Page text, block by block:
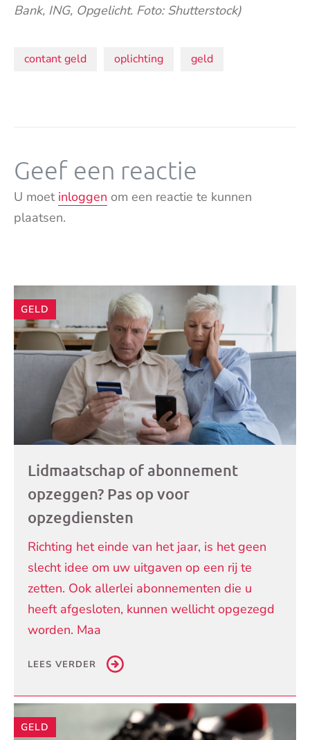
Bank, ING, Opgelicht. Foto: Shutterstock)
Onderwerpen:
contant geld oplichting geld
Geef een reactie
U moet inloggen om een reactie te kunnen
plaatsen.
Andere
artikelen
GELD
Lidmaatschap of abonnement
opzeggen? Pas op voor
opzegdiensten
Richting het einde van het jaar, is het geen
slecht idee om uw uitgaven op een rij te
zetten. Ook allerlei abonnementen die u
heeft afgesloten, kunnen wellicht opgezegd
worden. Maa
LEES VERDER
GELD